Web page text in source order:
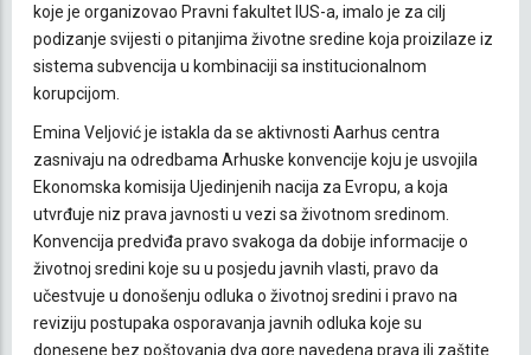
koje je organizovao Pravni fakultet IUS-a, imalo je za cilj
podizanje svijesti o pitanjima životne sredine koja proizilaze iz
sistema subvencija u kombinaciji sa institucionalnom
korupcijom.
Emina Veljović je istakla da se aktivnosti Aarhus centra
zasnivaju na odredbama Arhuske konvencije koju je usvojila
Ekonomska komisija Ujedinjenih nacija za Evropu, a koja
utvrđuje niz prava javnosti u vezi sa životnom sredinom.
Konvencija predviđa pravo svakoga da dobije informacije o
životnoj sredini koje su u posjedu javnih vlasti, pravo da
učestvuje u donošenju odluka o životnoj sredini i pravo na
reviziju postupaka osporavanja javnih odluka koje su
donesene bez poštovanja dva gore navedena prava ili zaštite